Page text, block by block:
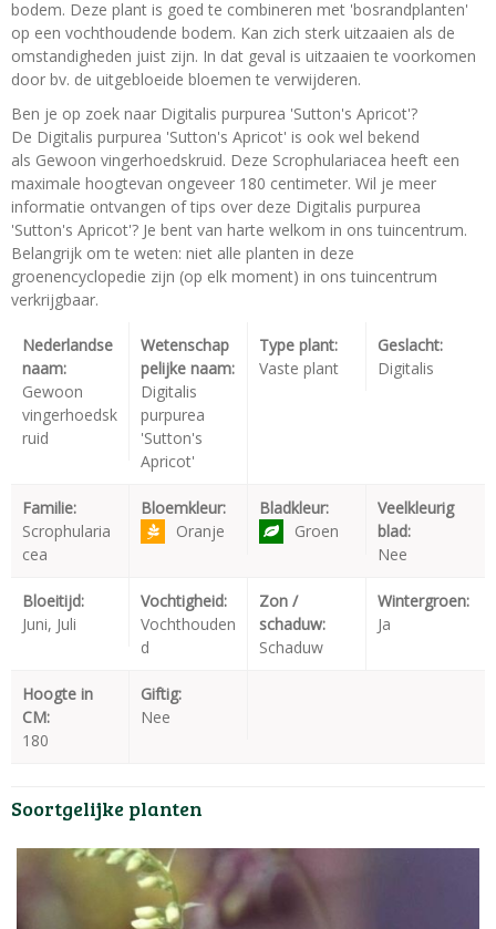
bodem. Deze plant is goed te combineren met 'bosrandplanten'
op een vochthoudende bodem. Kan zich sterk uitzaaien als de
omstandigheden juist zijn. In dat geval is uitzaaien te voorkomen
door bv. de uitgebloeide bloemen te verwijderen.
Ben je op zoek naar Digitalis purpurea 'Sutton's Apricot'?
De Digitalis purpurea 'Sutton's Apricot' is ook wel bekend
als Gewoon vingerhoedskruid. Deze Scrophulariacea heeft een
maximale hoogtevan ongeveer 180 centimeter. Wil je meer
informatie ontvangen of tips over deze Digitalis purpurea
'Sutton's Apricot'? Je bent van harte welkom in ons tuincentrum.
Belangrijk om te weten: niet alle planten in deze
groenencyclopedie zijn (op elk moment) in ons tuincentrum
verkrijgbaar.
Nederlandse
naam:
Gewoon
vingerhoedsk
ruid
Wetenschap
pelijke naam:
Digitalis
purpurea
'Sutton's
Apricot'
Type plant:
Vaste plant
Geslacht:
Digitalis
Familie:
Scrophularia
cea
Bloemkleur:
Oranje
Bladkleur:
Groen
Veelkleurig
blad:
Nee
Bloeitijd:
Juni, Juli
Vochtigheid:
Vochthouden
d
Zon /
schaduw:
Schaduw
Wintergroen:
Ja
Hoogte in
CM:
180
Giftig:
Nee
Soortgelijke planten